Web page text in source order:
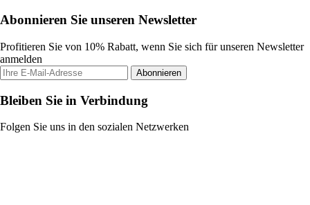
Abonnieren Sie unseren Newsletter
Profitieren Sie von 10% Rabatt, wenn Sie sich für unseren Newsletter
anmelden
Abonnieren
Bleiben Sie in Verbindung
Folgen Sie uns in den sozialen Netzwerken